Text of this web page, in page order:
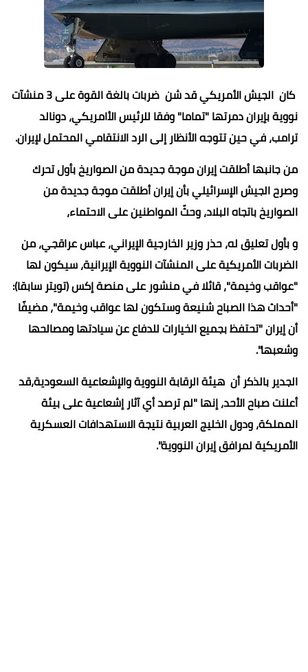
كان الجيش الأمريكي قد شن ضربات بالغة القوة على 3 منشآت
نووية بإيران دمرتها "تماما" وفقا للرئيس الأامريكي، دونالد
ترامب، في حين تتوجه الأنظار إلى الرد الانتقامي المحتمل لإيران.
من جانبها أطلقت إيران موجة جديدة من الصواريخ بأول تحرك
وصرح الجيش الإسرائيلي بأن إيران أطلقت موجة جديدة من
الصواريخ باتجاه البلاد، وحثّ المواطنين على الاحتماء،
و بأول تعليق له، حذر وزير الخارجية الإيراني، عباس عراقجي، من
الضربات الأمريكية على المنشآت النووية الإيرانية، سيكون لها
"عواقب وخيمة"، قائلا في منشور على منصة إكس (تويتر سابقا):
"أحداث هذا الصباح شنيعة وستكون لها عواقب وخيمة"، مضيفًا
أن إيران "تحتفظ بجميع الخيارات للدفاع عن سيادتها ومصالحها
وشعبها".
الجدير بالذكر أن هيئة الرقابة النووية والإشعاعية السعودية،قد
أعلنت صباح الأحد، إنها "لم ترصد أي آثار إشعاعية على بيئة
المملكة، ودول الخليج العربية نتيجة الاستهدافات العسكرية
الأمريكية لمرافق إيران النووية".